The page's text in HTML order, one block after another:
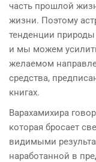
часть прошлой
жизни. Поэтому
тенденции
и мы можем
желаемом
средства,
книгах.
Варахамихира
кото­рая бросает
видимыми
наработанной в